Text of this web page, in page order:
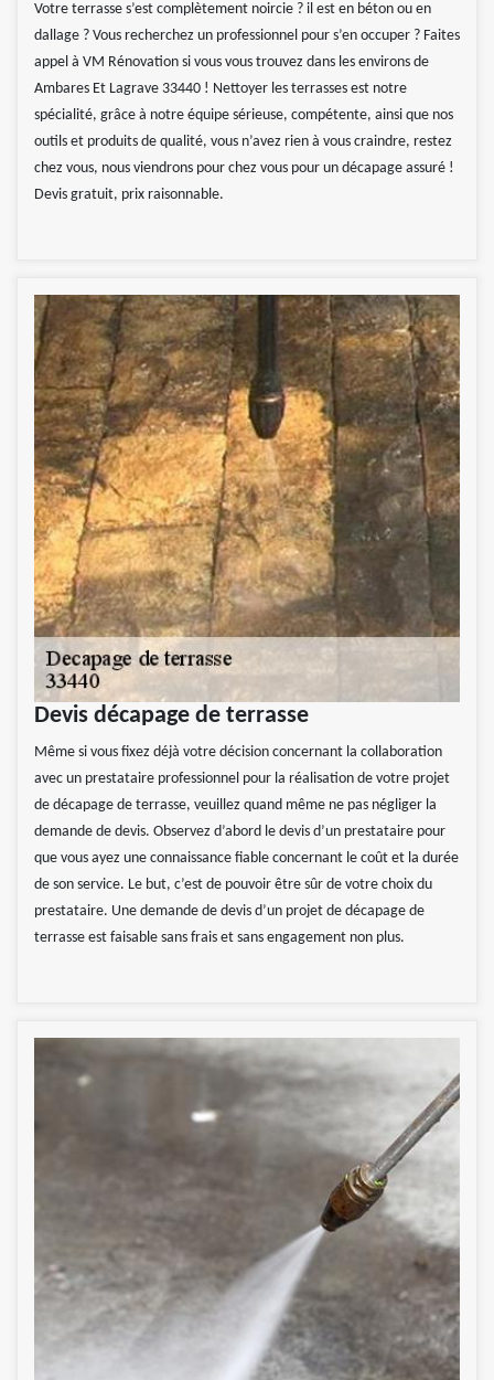
Votre terrasse s’est complètement noircie ? il est en béton ou en
dallage ? Vous recherchez un professionnel pour s’en occuper ? Faites
appel à VM Rénovation si vous vous trouvez dans les environs de
Ambares Et Lagrave 33440 ! Nettoyer les terrasses est notre
spécialité, grâce à notre équipe sérieuse, compétente, ainsi que nos
outils et produits de qualité, vous n’avez rien à vous craindre, restez
chez vous, nous viendrons pour chez vous pour un décapage assuré !
Devis gratuit, prix raisonnable.
Devis décapage de terrasse
Même si vous fixez déjà votre décision concernant la collaboration
avec un prestataire professionnel pour la réalisation de votre projet
de décapage de terrasse, veuillez quand même ne pas négliger la
demande de devis. Observez d’abord le devis d’un prestataire pour
que vous ayez une connaissance fiable concernant le coût et la durée
de son service. Le but, c’est de pouvoir être sûr de votre choix du
prestataire. Une demande de devis d’un projet de décapage de
terrasse est faisable sans frais et sans engagement non plus.